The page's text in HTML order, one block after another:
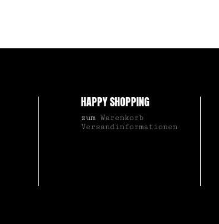
HAPPY SHOPPING
zum Warenkorb
Versandinformationen